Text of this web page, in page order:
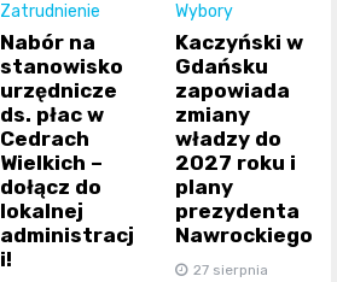
Zatrudnienie
Nabór na
stanowisko
urzędnicze
ds. płac w
Cedrach
Wielkich –
dołącz do
lokalnej
administracj
i!
Wybory
Kaczyński w
Gdańsku
zapowiada
zmiany
władzy do
2027 roku i
plany
prezydenta
Nawrockiego
27 sierpnia